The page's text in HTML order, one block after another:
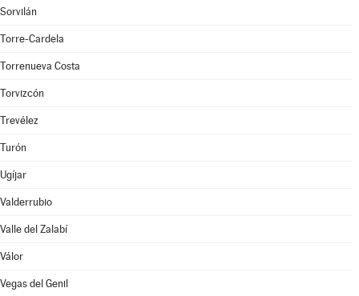
Sorvilán
Torre-Cardela
Torrenueva Costa
Torvizcón
Trevélez
Turón
Ugíjar
Valderrubio
Valle del Zalabí
Válor
Vegas del Genil